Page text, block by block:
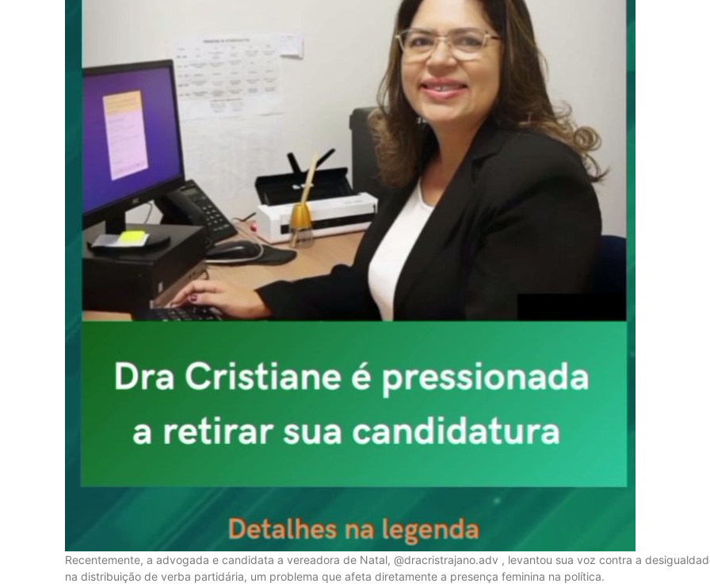
Recentemente, a advogada e candidata a vereadora de Natal, @dracristrajano.adv , levantou sua voz contra a
na distribuição de verba partidária, um problema que afeta diretamente a presença feminina na política.